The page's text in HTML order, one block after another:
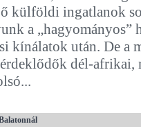
külföldi ingatlanok
a „hagyományos”
kínálatok után. De a
érdeklődők dél-